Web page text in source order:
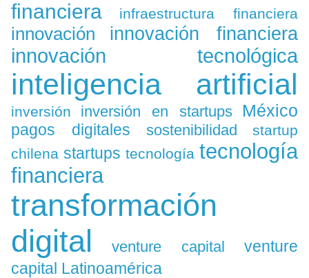
financiera
infraestructura financiera
innovación innovación financiera
innovación tecnológica
inteligencia artificial
inversión inversión en startups México
pagos digitales sostenibilidad
startup
chilena startups tecnología tecnología
financiera
transformación
digital
venture capital
venture
capital Latinoamérica